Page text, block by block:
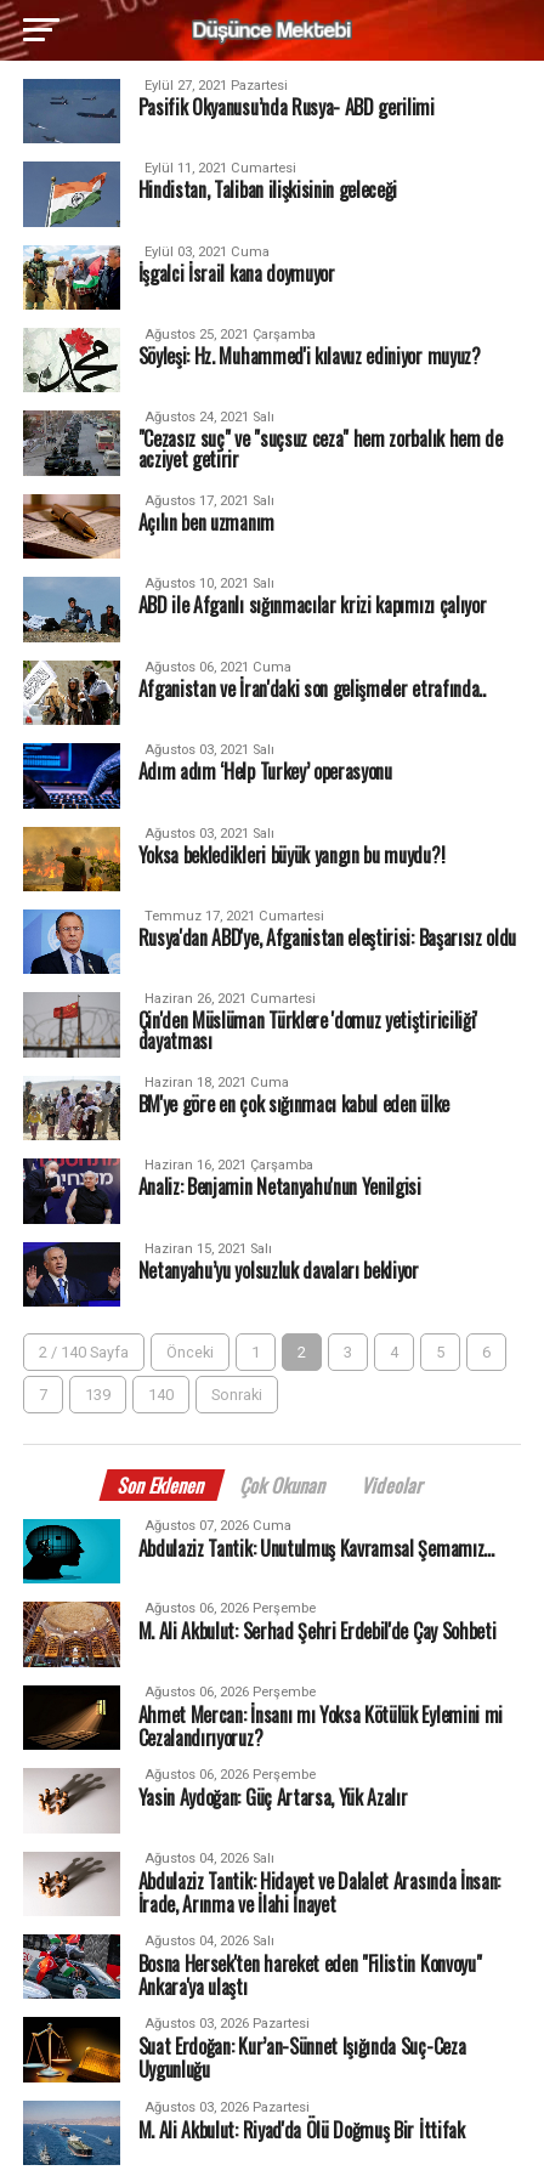
Eylül 27, 2021 Pazartesi
Pasifik Okyanusu’nda Rusya- ABD gerilimi
Eylül 11, 2021 Cumartesi
Hindistan, Taliban ilişkisinin geleceği
Eylül 03, 2021 Cuma
İşgalci İsrail kana doymuyor
Ağustos 25, 2021 Çarşamba
Söyleşi: Hz. Muhammed'i kılavuz ediniyor muyuz?
Ağustos 24, 2021 Salı
"Cezasız suç" ve "suçsuz ceza" hem zorbalık hem de
acziyet getirir
Ağustos 17, 2021 Salı
Açılın ben uzmanım
Ağustos 10, 2021 Salı
ABD ile Afganlı sığınmacılar krizi kapımızı çalıyor
Ağustos 06, 2021 Cuma
Afganistan ve İran'daki son gelişmeler etrafında..
Ağustos 03, 2021 Salı
Adım adım ‘Help Turkey’ operasyonu
Ağustos 03, 2021 Salı
Yoksa bekledikleri büyük yangın bu muydu?!
Temmuz 17, 2021 Cumartesi
Rusya'dan ABD'ye, Afganistan eleştirisi: Başarısız oldu
Haziran 26, 2021 Cumartesi
Çin'den Müslüman Türklere 'domuz yetiştiriciliği'
dayatması
Haziran 18, 2021 Cuma
BM'ye göre en çok sığınmacı kabul eden ülke
Haziran 16, 2021 Çarşamba
Analiz: Benjamin Netanyahu'nun Yenilgisi
Haziran 15, 2021 Salı
Netanyahu’yu yolsuzluk davaları bekliyor
2 / 140 Sayfa Önceki 1 2 3 4 5 6
7 139 140 Sonraki
Son Eklenen Çok Okunan Videolar
Ağustos 07, 2026 Cuma
Abdulaziz Tantik: Unutulmuş Kavramsal Şemamız…
Ağustos 06, 2026 Perşembe
M. Ali Akbulut: Serhad Şehri Erdebil'de Çay Sohbeti
Ağustos 06, 2026 Perşembe
Ahmet Mercan: İnsanı mı Yoksa Kötülük Eylemini mi
Cezalandırıyoruz?
Ağustos 06, 2026 Perşembe
Yasin Aydoğan: Güç Artarsa, Yük Azalır
Ağustos 04, 2026 Salı
Abdulaziz Tantik: Hidayet ve Dalalet Arasında İnsan:
İrade, Arınma ve İlahi İnayet
Ağustos 04, 2026 Salı
Bosna Hersek'ten hareket eden "Filistin Konvoyu"
Ankara'ya ulaştı
Ağustos 03, 2026 Pazartesi
Suat Erdoğan: Kur’an-Sünnet Işığında Suç-Ceza
Uygunluğu
Ağustos 03, 2026 Pazartesi
M. Ali Akbulut: Riyad'da Ölü Doğmuş Bir İttifak